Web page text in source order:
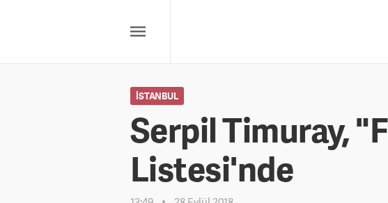
İSTANBUL
Serpil Timuray,
Listesi'nde